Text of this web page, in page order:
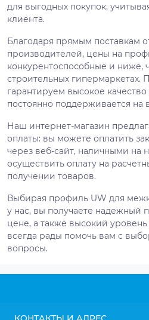
для выгодных покупок,
клиента.
Благодаря прямым поставкам
производителей, цены на
конкурентоспособные и ниже,
строительных гипермаркетах.
гарантируем высокое
постоянно поддерживается на
Наш интернет-магазин
оплаты: вы можете оплатить
через веб-сайт, наличными на
осуществить оплату на
получении товаров.
Выбирая профиль UW для
у нас, вы получаете надежный
цене, а также высокий
всегда рады помочь вам с
вопросы.